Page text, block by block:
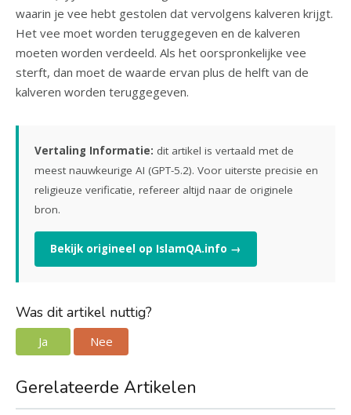
waarin je vee hebt gestolen dat vervolgens kalveren krijgt.
Het vee moet worden teruggegeven en de kalveren
moeten worden verdeeld. Als het oorspronkelijke vee
sterft, dan moet de waarde ervan plus de helft van de
kalveren worden teruggegeven.
Vertaling Informatie: dit artikel is vertaald met de
meest nauwkeurige AI (GPT-5.2). Voor uiterste precisie en
religieuze verificatie, refereer altijd naar de originele
bron.
Bekijk origineel op IslamQA.info →
Was dit artikel nuttig?
Ja Nee
Gerelateerde Artikelen